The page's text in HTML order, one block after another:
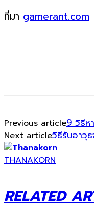
ที่มา gamerant.com
Previous article9 วิธีห
Next articleวิธีรับอาวุ
THANAKORN
RELATED